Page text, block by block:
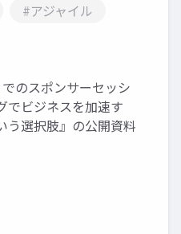
#アジャイル
のスポンサーセッシ
でビジネスを加速す
う選択肢』の公開資料